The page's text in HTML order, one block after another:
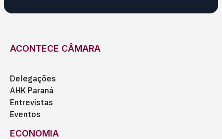
ACONTECE CÂMARA
Delegações
AHK Paraná
Entrevistas
Eventos
ECONOMIA